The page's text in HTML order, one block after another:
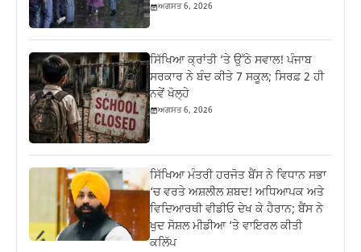
ਅਗਸਤ 6, 2026
ਸਿੱਖਿਆ ਕ੍ਰਾਂਤੀ ‘ਤੇ ਉੱਠੇ ਸਵਾਲ! ਪੰਜਾਬ
ਸਰਕਾਰ ਨੇ ਬੰਦ ਕੀਤੇ 7 ਸਕੂਲ; ਸਿਰਫ਼ 2 ਹੀ
ਨਵੇਂ ਖੋਲ੍ਹੇ
ਅਗਸਤ 6, 2026
ਸਿੱਖਿਆ ਮੰਤਰੀ ਹਰਜੋਤ ਬੈਂਸ ਨੇ ਵਿਧਾਨ ਸਭਾ
‘ਚ ਵਰਤੇ ਅਸ਼ਲੀਲ ਸ਼ਬਦ! ਅਧਿਆਪਕ ਅਤੇ
ਵਿਦਿਆਰਥੀ ਵੀਡੀਓ ਦੇਖ ਕੇ ਹੈਰਾਨ; ਬੈਂਸ ਨੇ
ਖੁਦ ਸੋਸ਼ਲ ਮੀਡੀਆ ‘ਤੇ ਵਾਇਰਲ ਕੀਤੀ
ਕਲਿੱਪ